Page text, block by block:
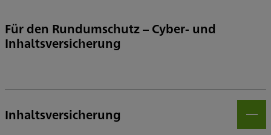
Für den Rundumschutz – Cyber- und
Inhaltsversicherung
Inhaltsversicherung